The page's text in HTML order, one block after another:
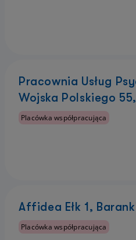
Pracownia Usług
Wojska Polskiego
Placówka współpracująca
Affidea Ełk 1,
Placówka współpracująca